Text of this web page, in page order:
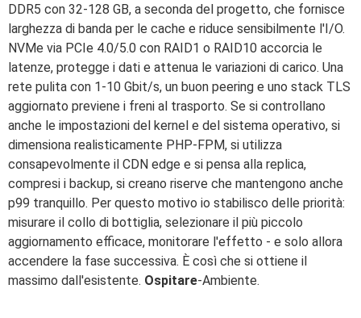
DDR5 con 32-128 GB, a seconda del progetto, che fornisce
larghezza di banda per le cache e riduce sensibilmente l'I/O.
NVMe via PCIe 4.0/5.0 con RAID1 o RAID10 accorcia le
latenze, protegge i dati e attenua le variazioni di carico. Una
rete pulita con 1-10 Gbit/s, un buon peering e uno stack TLS
aggiornato previene i freni al trasporto. Se si controllano
anche le impostazioni del kernel e del sistema operativo, si
dimensiona realisticamente PHP-FPM, si utilizza
consapevolmente il CDN edge e si pensa alla replica,
compresi i backup, si creano riserve che mantengono anche
p99 tranquillo. Per questo motivo io stabilisco delle priorità:
misurare il collo di bottiglia, selezionare il più piccolo
aggiornamento efficace, monitorare l'effetto - e solo allora
accendere la fase successiva. È così che si ottiene il
massimo dall'esistente. Ospitare-Ambiente.